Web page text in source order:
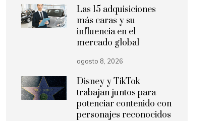
Las 15 adquisiciones
más caras y su
influencia en el
mercado global
agosto 8, 2026
Disney y TikTok
trabajan juntos para
potenciar contenido con
personajes reconocidos